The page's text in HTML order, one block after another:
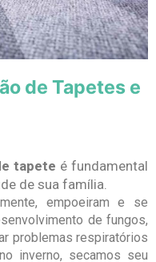
de Tapetes e
tapete é fundamental
de sua família.
empoeiram e se
de fungos,
problemas respiratórios
inverno, secamos seu